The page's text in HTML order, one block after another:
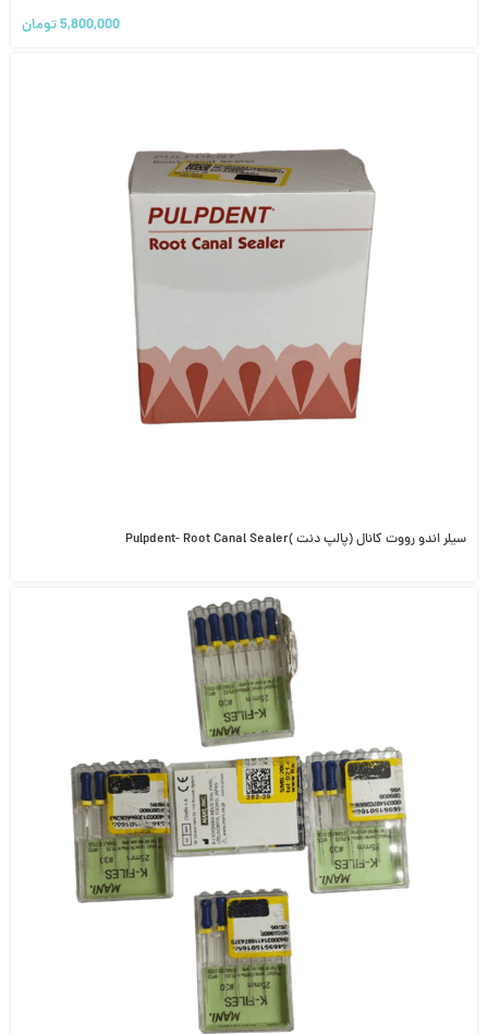
5,800,000تومان
سیلر اندو رووت کانال (پالپ دنت )Pulpdent- Root Canal Sealer